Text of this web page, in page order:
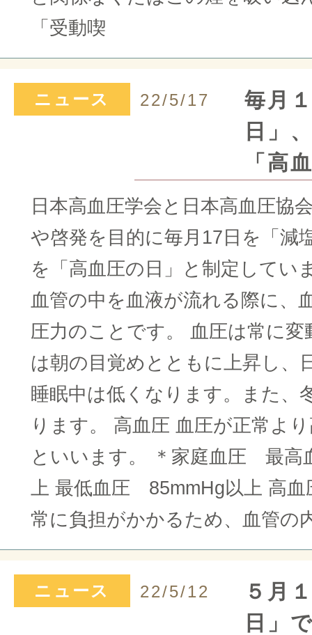
「受動喫
ニュース 22/5/17
毎月
日」
「高
日本高血圧学会と日本高血圧協
や啓発を目的に毎月17日を「減
を「高血圧の日」と制定してい
血管の中を血液が流れる際に、
圧力のことです。 血圧は常に変
は朝の目覚めとともに上昇し、
睡眠中は低くなります。また、
ります。 高血圧 血圧が正常よ
といいます。 ＊家庭血圧 最
上 最低血圧 85mmHg以上 高血
常に負担がかかるため、血管の
ニュース 22/5/12
５月
日」